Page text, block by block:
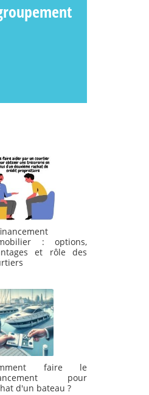
: options,
et rôle des
faire le
pour
d'un bateau ?